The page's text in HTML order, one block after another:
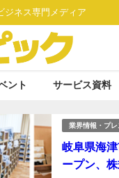
ジネス専門メディア
ント サービス資料
業界情報・プレ
岐阜県海
ープン、